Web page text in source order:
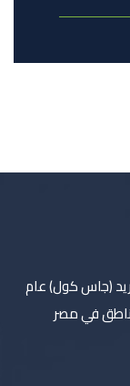
(جاس كول) عام